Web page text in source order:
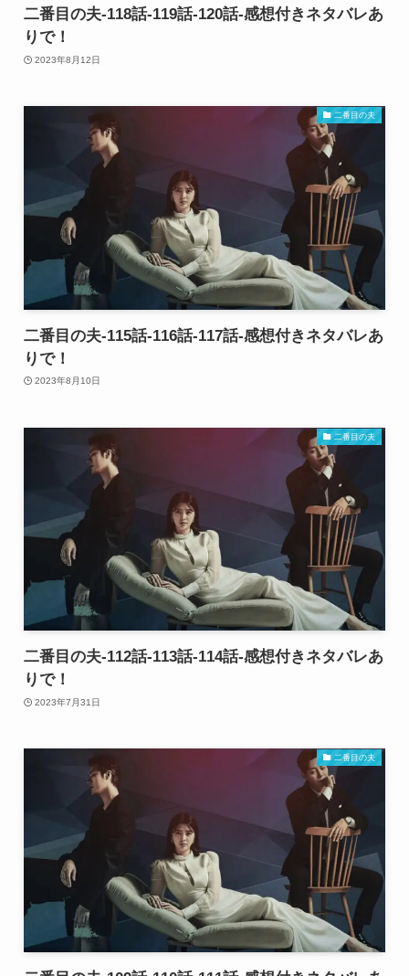
二番目の夫-118話-119話-120話-感想付きネタバレあ
りで！
2023年8月12日
二番目の夫
二番目の夫-115話-116話-117話-感想付きネタバレあ
りで！
2023年8月10日
二番目の夫
二番目の夫-112話-113話-114話-感想付きネタバレあ
りで！
2023年7月31日
二番目の夫